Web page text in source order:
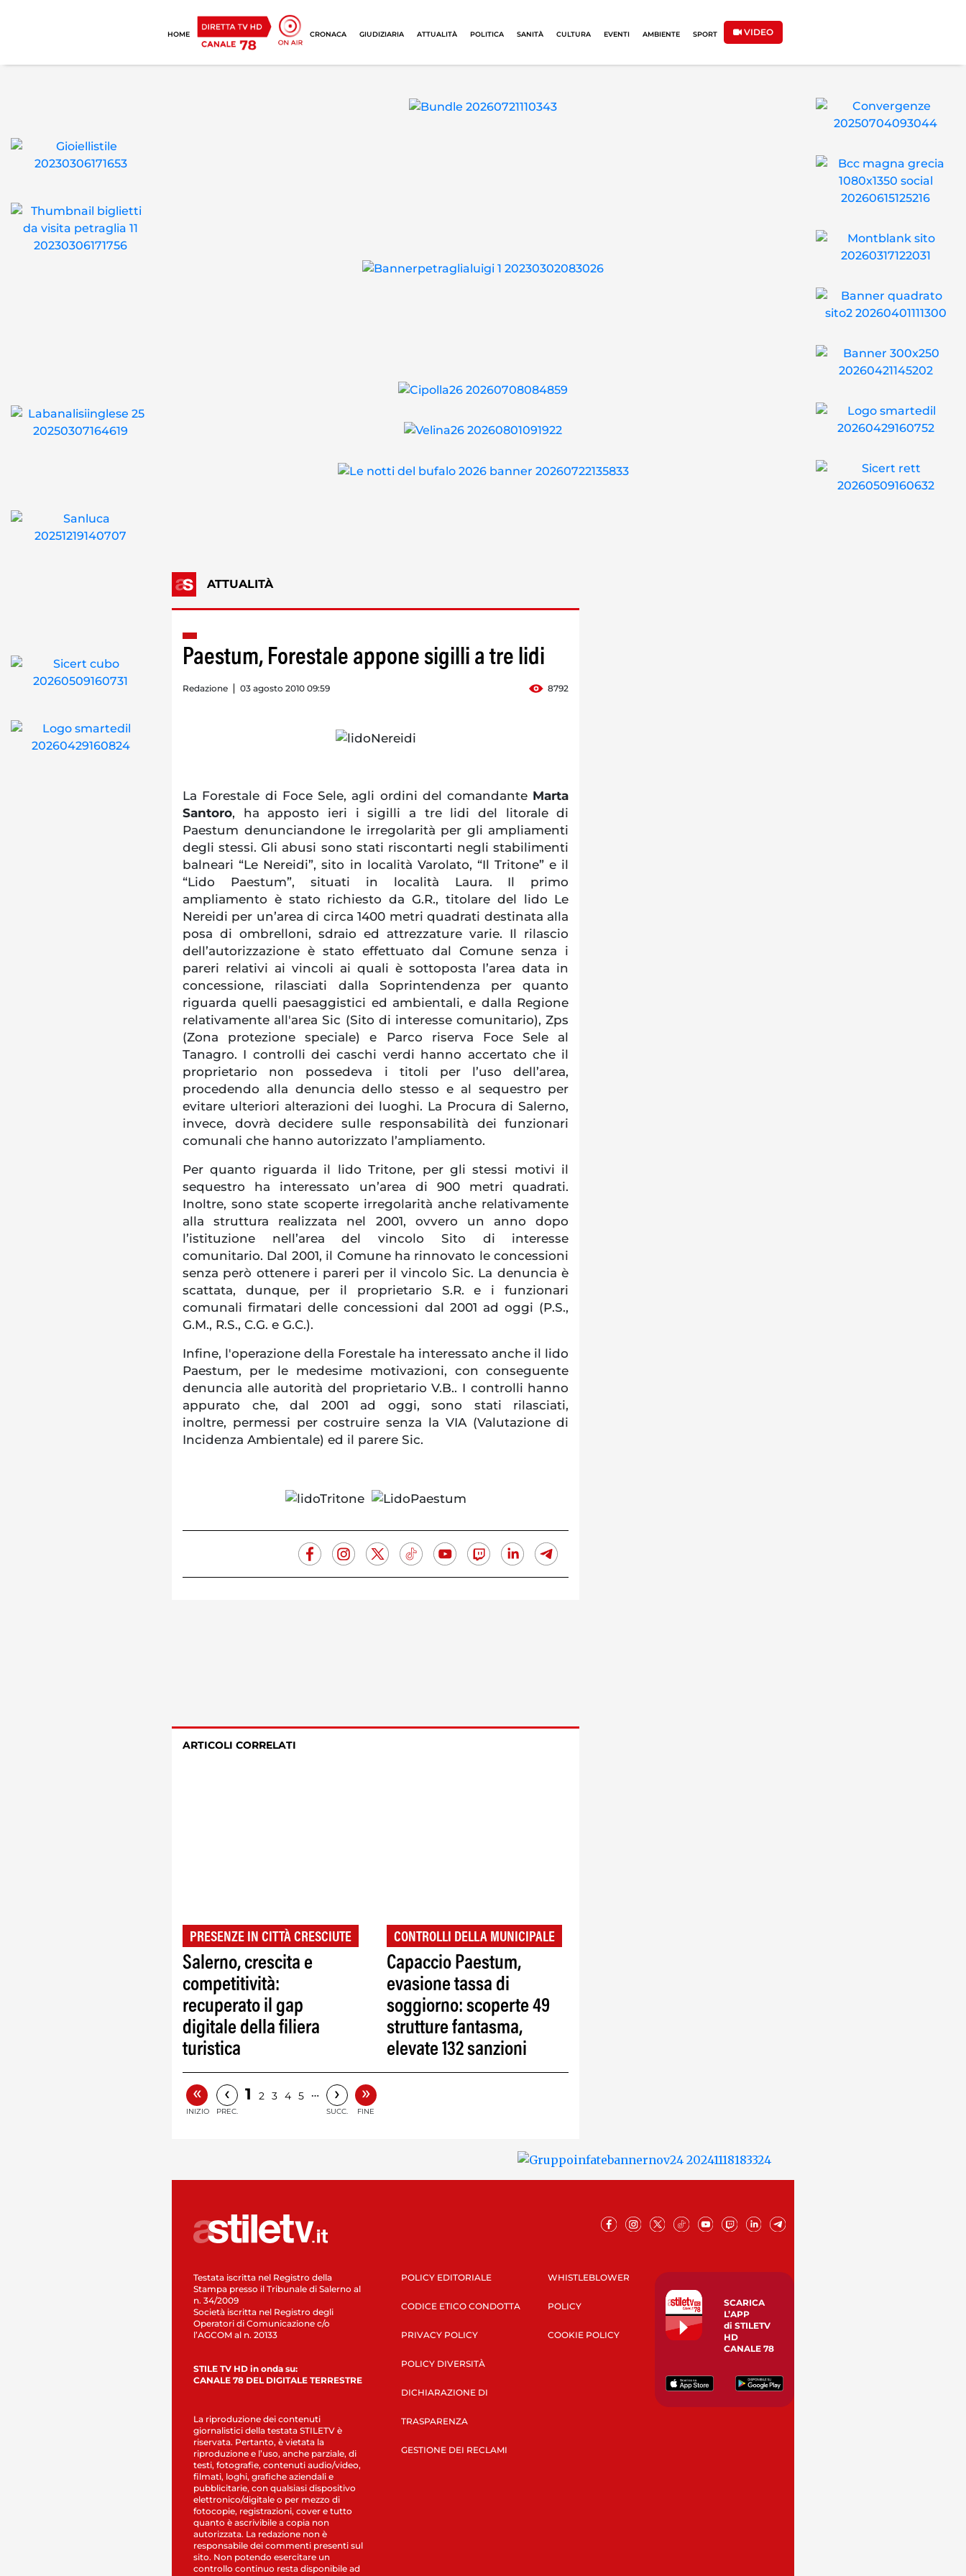
HOME CRONACA GIUDIZIARIA ATTUALITÀ POLITICA SANITÀ CULTURA EVENTI AMBIENTE SPORT VIDEO
ATTUALITÀ
Paestum, Forestale appone sigilli a tre lidi
Redazione 03 agosto 2010 09:59 8792
La Forestale di Foce Sele, agli ordini del comandante Marta
Santoro, ha apposto ieri i sigilli a tre lidi del litorale di
Paestum denunciandone le irregolarità per gli ampliamenti
degli stessi. Gli abusi sono stati riscontarti negli stabilimenti
balneari “Le Nereidi”, sito in località Varolato, “Il Tritone” e il
“Lido Paestum”, situati in località Laura. Il primo
ampliamento è stato richiesto da G.R., titolare del lido Le
Nereidi per un’area di circa 1400 metri quadrati destinata alla
posa di ombrelloni, sdraio ed attrezzature varie. Il rilascio
dell’autorizzazione è stato effettuato dal Comune senza i
pareri relativi ai vincoli ai quali è sottoposta l’area data in
concessione, rilasciati dalla Soprintendenza per quanto
riguarda quelli paesaggistici ed ambientali, e dalla Regione
relativamente all'area Sic (Sito di interesse comunitario), Zps
(Zona protezione speciale) e Parco riserva Foce Sele al
Tanagro. I controlli dei caschi verdi hanno accertato che il
proprietario non possedeva i titoli per l’uso dell’area,
procedendo alla denuncia dello stesso e al sequestro per
evitare ulteriori alterazioni dei luoghi. La Procura di Salerno,
invece, dovrà decidere sulle responsabilità dei funzionari
comunali che hanno autorizzato l’ampliamento.
Per quanto riguarda il lido Tritone, per gli stessi motivi il
sequestro ha interessato un’area di 900 metri quadrati.
Inoltre, sono state scoperte irregolarità anche relativamente
alla struttura realizzata nel 2001, ovvero un anno dopo
l’istituzione nell’area del vincolo Sito di interesse
comunitario. Dal 2001, il Comune ha rinnovato le concessioni
senza però ottenere i pareri per il vincolo Sic. La denuncia è
scattata, dunque, per il proprietario S.R. e i funzionari
comunali firmatari delle concessioni dal 2001 ad oggi (P.S.,
G.M., R.S., C.G. e G.C.).
Infine, l'operazione della Forestale ha interessato anche il lido
Paestum, per le medesime motivazioni, con conseguente
denuncia alle autorità del proprietario V.B.. I controlli hanno
appurato che, dal 2001 ad oggi, sono stati rilasciati,
inoltre, permessi per costruire senza la VIA (Valutazione di
Incidenza Ambientale) ed il parere Sic.
ARTICOLI CORRELATI
PRESENZE IN CITTÀ CRESCIUTE
Salerno, crescita e
competitività:
recuperato il gap
digitale della filiera
turistica
CONTROLLI DELLA MUNICIPALE
Capaccio Paestum,
evasione tassa di
soggiorno: scoperte 49
strutture fantasma,
elevate 132 sanzioni
«
INIZIO
‹
PREC.
1 2 3 4 5 … ›
SUCC.
»
FINE
Testata iscritta nel Registro della
Stampa presso il Tribunale di Salerno al
n. 34/2009
Società iscritta nel Registro degli
Operatori di Comunicazione c/o
l’AGCOM al n. 20133
STILE TV HD in onda su:
CANALE 78 DEL DIGITALE TERRESTRE
La riproduzione dei contenuti
giornalistici della testata STILETV è
riservata. Pertanto, è vietata la
riproduzione e l’uso, anche parziale, di
testi, fotografie, contenuti audio/video,
filmati, loghi, grafiche aziendali e
pubblicitarie, con qualsiasi dispositivo
elettronico/digitale o per mezzo di
fotocopie, registrazioni, cover e tutto
quanto è ascrivibile a copia non
autorizzata. La redazione non è
responsabile dei commenti presenti sul
sito. Non potendo esercitare un
controllo continuo resta disponibile ad
POLICY EDITORIALE
CODICE ETICO CONDOTTA
PRIVACY POLICY
POLICY DIVERSITÀ
DICHIARAZIONE DI
TRASPARENZA
GESTIONE DEI RECLAMI
WHISTLEBLOWER
POLICY
COOKIE POLICY
SCARICA
L’APP
di STILETV
HD
CANALE 78